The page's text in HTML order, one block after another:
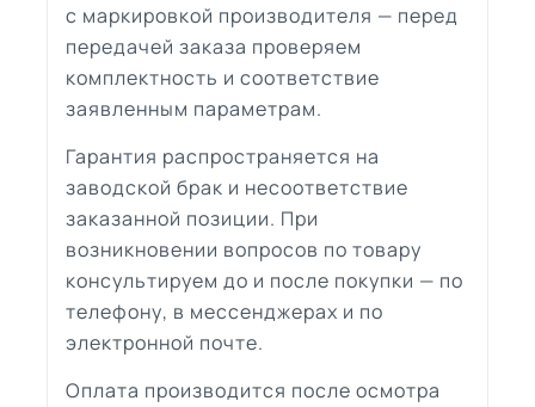
с маркировкой производителя — перед
передачей заказа проверяем
комплектность и соответствие
заявленным параметрам.
Гарантия распространяется на
заводской брак и несоответствие
заказанной позиции. При
возникновении вопросов по товару
консультируем до и после покупки — по
телефону, в мессенджерах и по
электронной почте.
Оплата производится после осмотра